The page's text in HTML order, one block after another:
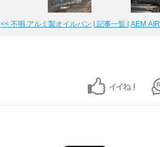
<< 不明 アルミ製オイルパン | 記事一覧 | AEM